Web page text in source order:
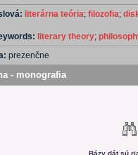
literárna teória; filozofia;
literary theory;
prezenčne
- monografia
Bázy dát sú